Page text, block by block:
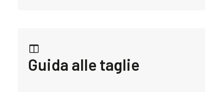
Guida alle taglie